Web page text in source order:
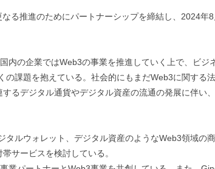
る推進のためにパートナーシップを締結し、2024年
の企業ではWeb3の事業を推進していく上で、ビジ
課題を抱えている。社会的にもまだWeb3に関する
るデジタル通貨やデジタル資産の流通の発展に伴い
ルウォレット、デジタル資産のようなWeb3領域の
サービスを検討している。